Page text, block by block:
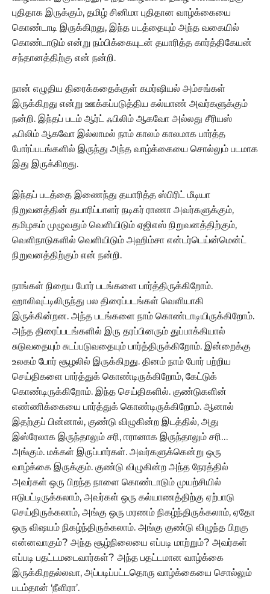
புதிதாக இருக்கும், தமிழ் சினிமா புதிதான வாழ்க்கையை
கொண்டாடி இருக்கிறது, இந்த படத்தையும் அந்த வகையில்
கொண்டாடும் என்று நம்பிக்கையுடன் தயாரித்த கார்த்திகேயன்
சந்தானத்திற்கு என் நன்றி.‌
நான் எழுதிய திரைக்கதைக்குள் கமர்ஷியல் அம்சங்கள்
இருக்கிறது என்று ஊக்கப்படுத்திய கல்யாண் அவர்களுக்கும்
நன்றி. இந்தப் படம் ஆர்ட் ஃபிலிம் ஆகவோ அல்லது சீரியஸ்
ஃபிலிம் ஆகவோ இல்லாமல் நாம் காலம் காலமாக பார்த்த
போர்ப்படங்களில் இருந்து அந்த வாழ்க்கையை சொல்லும் படமாக
இது இருக்கிறது.
இந்தப் படத்தை இணைந்து தயாரித்த ஸ்பிரிட் மீடியா
நிறுவனத்தின் தயாரிப்பாளர் நடிகர் ராணா அவர்களுக்கும்,
தமிழகம் முழுவதும் வெளியிடும் ஏஜிஎஸ் நிறுவனத்திற்கும்,
வெளிநாடுகளில் வெளியிடும் அஹிம்சா என்டர்டெய்ன்மென்ட்
நிறுவனத்திற்கும் என் நன்றி.
நாங்கள் நிறைய போர் படங்களை பார்த்திருக்கிறோம்.
ஹாலிவுட்டிலிருந்து பல திரைப்படங்கள் வெளியாகி
இருக்கின்றன. அந்த படங்களை நாம் கொண்டாடியிருக்கிறோம்.
அந்த திரைப்படங்களில் இரு தரப்பினரும் துப்பாக்கியால்
சுடுவதையும் சுடப்படுவதையும் பார்த்திருக்கிறோம். இன்றைக்கு
உலகம் போர் சூழலில் இருக்கிறது. தினம் நாம் போர் பற்றிய
செய்திகளை பார்த்துக் கொண்டிருக்கிறோம், கேட்டுக்
கொண்டிருக்கிறோம். இந்த செய்திகளில். குண்டுகளின்
எண்ணிக்கையை பார்த்துக் கொண்டிருக்கிறோம்.‌ ஆனால்
இதற்குப் பின்னால், குண்டு விழுகின்ற இடத்தில், அது
இஸ்ரேலாக இருந்தாலும் சரி, ஈரானாக இருந்தாலும் சரி…
அங்கும். மக்கள் இருப்பார்கள். அவர்களுக்கென்று ஒரு
வாழ்க்கை இருக்கும். குண்டு விழுகின்ற அந்த நேரத்தில்
அவர்கள் ஒரு பிறந்த நாளை கொண்டாடும் முயற்சியில்
ஈடுபட்டிருக்கலாம், அவர்கள் ஒரு கல்யாணத்திற்கு ஏற்பாடு
செய்திருக்கலாம், அங்கு ஒரு மரணம் நிகழ்ந்திருக்கலாம், ஏதோ
ஒரு விஷயம் நிகழ்ந்திருக்கலாம். அங்கு குண்டு விழுந்த பிறகு
என்னவாகும்? அந்த சூழ்நிலையை எப்படி மாற்றும்? அவர்கள்
எப்படி பதட்டமடைவார்கள்? அந்த பதட்டமான வாழ்க்கை
இருக்கிறதல்லவா, அப்படிப்பட்டதொரு வாழ்க்கையை சொல்லும்
படம்தான் ‘நீளிரா’.